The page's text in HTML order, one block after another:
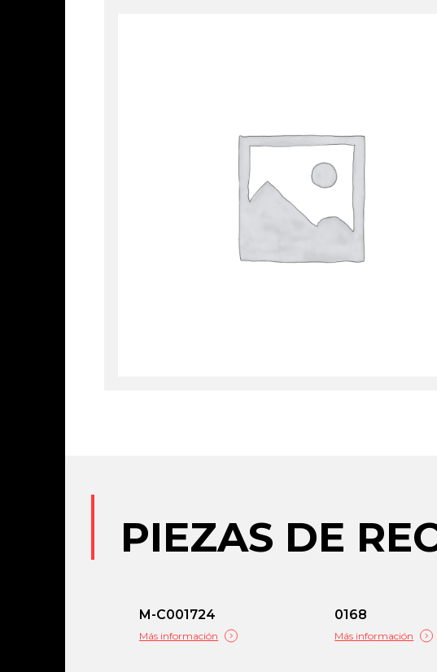
PIEZAS DE
M-C001724
Más información
0168
Más información